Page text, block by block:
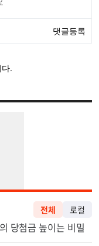
전체 로컬
당첨금 높이는 비밀